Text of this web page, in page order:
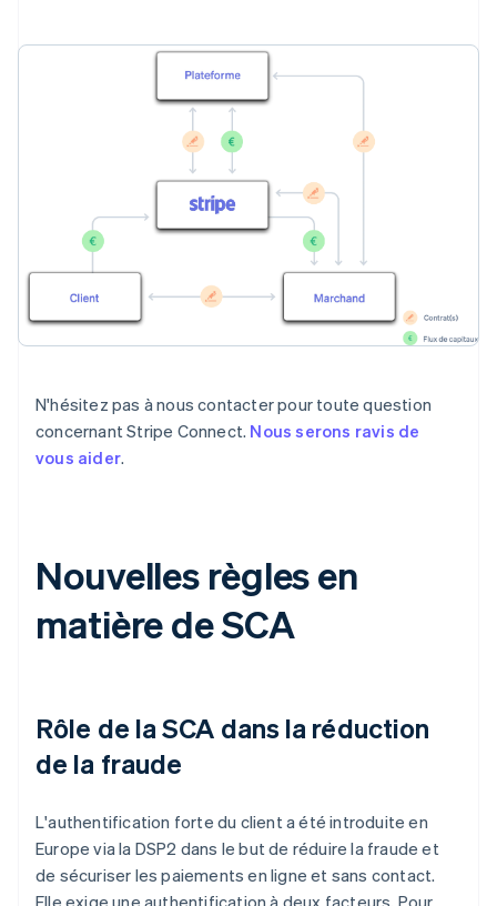
N'hésitez pas à nous contacter pour toute question
concernant Stripe Connect. Nous serons ravis de
vous aider.
Nouvelles règles en
matière de SCA
Rôle de la SCA dans la réduction
de la fraude
L'authentification forte du client a été introduite en
Europe via la DSP2 dans le but de réduire la fraude et
de sécuriser les paiements en ligne et sans contact.